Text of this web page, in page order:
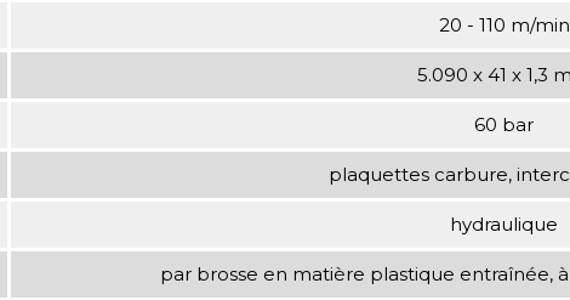
20 - 110 m/min
5.090 x 41 x 1,3
60 bar
plaquettes carbure,
hydraulique
par brosse en matière plastique entraînée,